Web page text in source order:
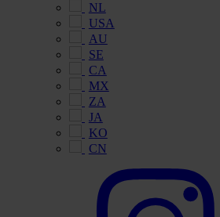
NL
USA
AU
SE
CA
MX
ZA
JA
KO
CN